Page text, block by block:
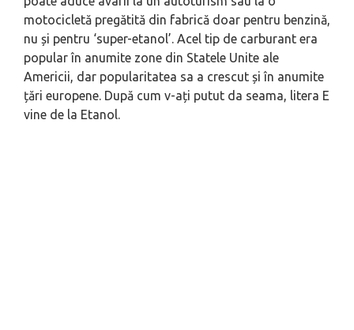
motocicletă pregătită din fabrică doar pentru benzină,
nu și pentru ‘super-etanol’. Acel tip de carburant era
popular în anumite zone din Statele Unite ale
Americii, dar popularitatea sa a crescut și în anumite
țări europene. După cum v-ați putut da seama, litera E
vine de la Etanol.